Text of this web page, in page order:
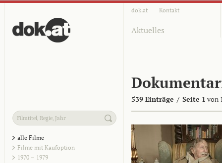
dok.at Kontakt
Aktuelles
539 Einträge / Seite 1 von
alle Filme
Filme mit Kaufoption
1970 – 1979